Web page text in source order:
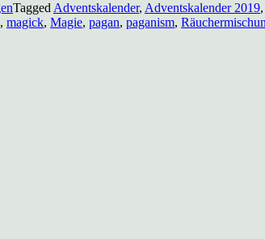
TaggedAdventskalender, Adventskalender 2019,
, magick, Magie, pagan, paganism,